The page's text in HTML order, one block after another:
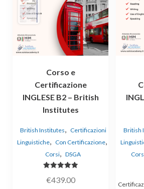
Corso e
Certificazione
INGLESE B2 – British
Institutes
British Institutes, Certificazioni
Linguistiche, Con Certificazione,
Corsi, DSGA
5.00
€439.00
British